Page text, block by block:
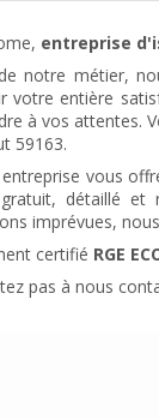
entreprise
notre métier,
votre entière
à vos attentes.
59163.
vous
détaillé et
imprévues,
certifié RGE
pas à nous